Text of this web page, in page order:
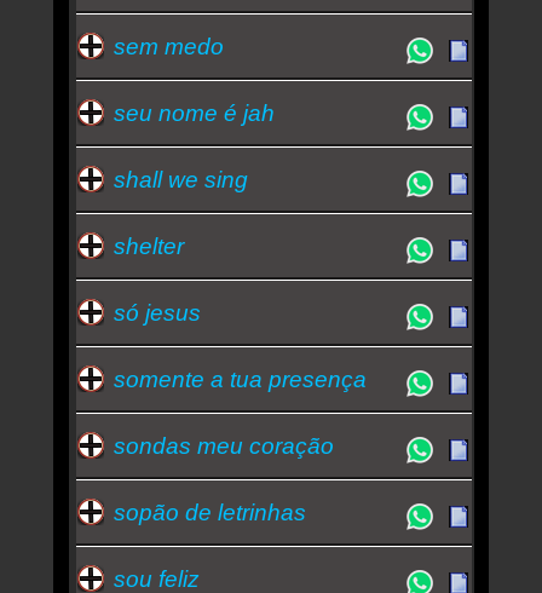
sem medo
seu nome é jah
shall we sing
shelter
só jesus
somente a tua presença
sondas meu coração
sopão de letrinhas
sou feliz